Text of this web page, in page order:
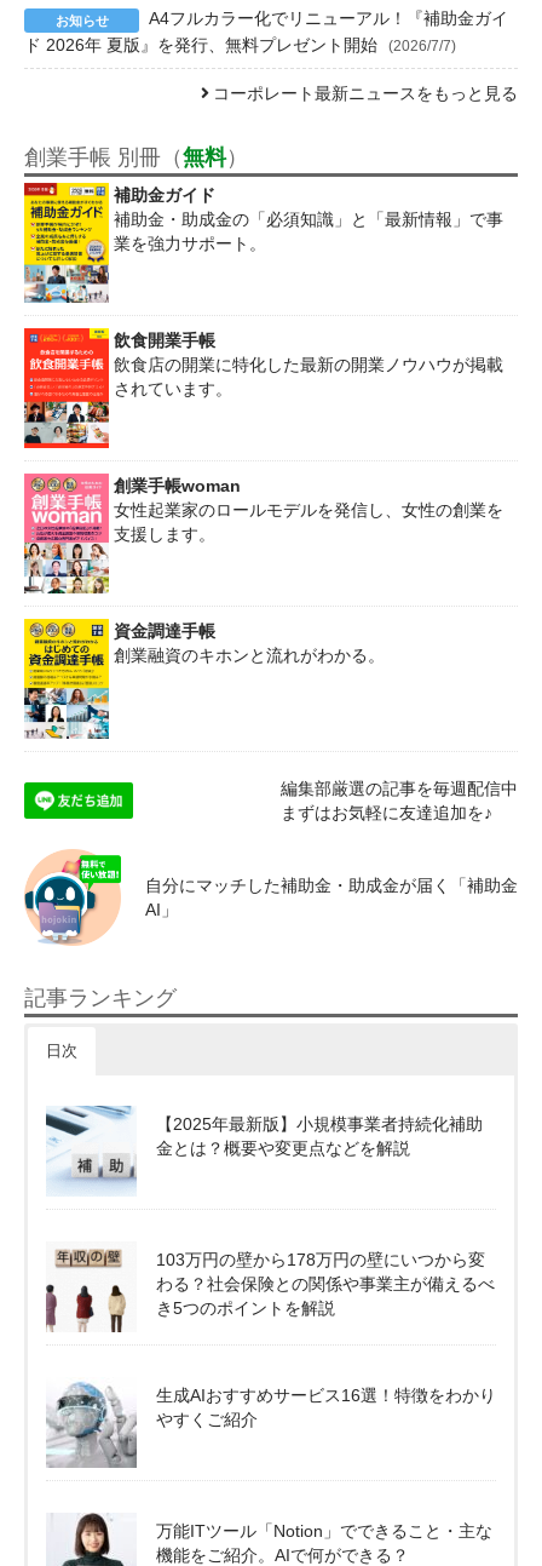
A4フルカラー化でリニューアル！『補助金ガイ
ド 2026年 夏版』を発行、無料プレゼント開始
(2026/7/7)
コーポレート最新ニュースをもっと見る
創業手帳 別冊（無料）
補助金ガイド
補助金・助成金の「必須知識」と「最新情報」で事
業を強力サポート。
飲食開業手帳
飲食店の開業に特化した最新の開業ノウハウが掲載
されています。
創業手帳woman
女性起業家のロールモデルを発信し、女性の創業を
支援します。
資金調達手帳
創業融資のキホンと流れがわかる。
編集部厳選の記事を毎週配信中
まずはお気軽に友達追加を♪
自分にマッチした補助金・助成金が届く「補助金
AI」
記事ランキング
日次
【2025年最新版】小規模事業者持続化補助
金とは？概要や変更点などを解説
103万円の壁から178万円の壁にいつから変
わる？社会保険との関係や事業主が備えるべ
き5つのポイントを解説
生成AIおすすめサービス16選！特徴をわかり
やすくご紹介
万能ITツール「Notion」でできること・主な
機能をご紹介。AIで何ができる？